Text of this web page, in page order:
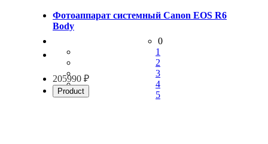
Фотоаппарат системный Canon EOS R6
Body
0
1
2
3
4
5
205990 ₽
Product